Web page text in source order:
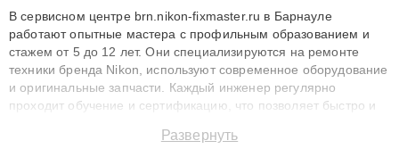
В сервисном центре brn.nikon-fixmaster.ru в Барнауле
работают опытные мастера с профильным образованием и
стажем от 5 до 12 лет. Они специализируются на ремонте
техники бренда Nikon, используют современное оборудование
и оригинальные запчасти. Каждый инженер регулярно
проходит обучение и сертификацию, что позволяет быстро и
сохранением гарантии до 3 лет. Наши мастера решают
Развернуть